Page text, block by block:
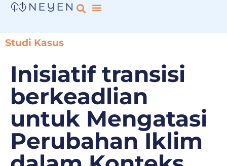
Studi Kasus
Inisiatif transisi
berkeadlian
untuk Mengatasi
Perubahan Iklim